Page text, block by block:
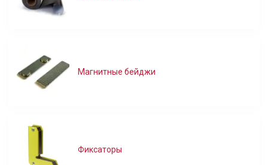
Магнитные бейджи
Фиксаторы